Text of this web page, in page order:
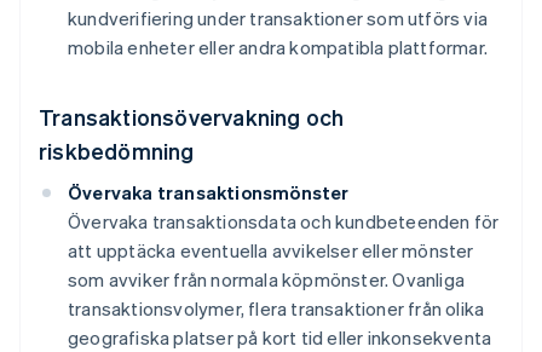
kundverifiering under transaktioner som utförs via
mobila enheter eller andra kompatibla plattformar.
Transaktionsövervakning och
riskbedömning
Övervaka transaktionsmönster
Övervaka transaktionsdata och kundbeteenden för
att upptäcka eventuella avvikelser eller mönster
som avviker från normala köpmönster. Ovanliga
transaktionsvolymer, flera transaktioner från olika
geografiska platser på kort tid eller inkonsekventa